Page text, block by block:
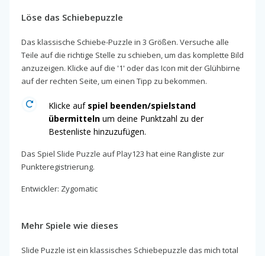
Löse das Schiebepuzzle
Das klassische Schiebe-Puzzle in 3 Größen. Versuche alle
Teile auf die richtige Stelle zu schieben, um das komplette Bild
anzuzeigen. Klicke auf die '1' oder das Icon mit der Glühbirne
auf der rechten Seite, um einen Tipp zu bekommen.
Klicke auf spiel beenden/spielstand
übermitteln um deine Punktzahl zu der
Bestenliste hinzuzufügen.
Das Spiel Slide Puzzle auf Play123 hat eine Rangliste zur
Punkteregistrierung.
Entwickler: Zygomatic
Mehr Spiele wie dieses
Slide Puzzle ist ein klassisches Schiebepuzzle das mich total